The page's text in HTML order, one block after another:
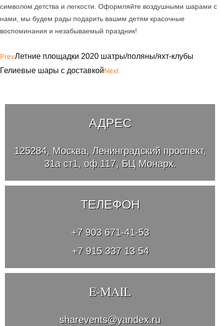
символом детства и легкости. Оформляйте воздушными шарами с
нами, мы будем рады подарить вашим детям красочные
воспоминания и незабываемый праздник!
PrevЛетние площадки 2020 шатры/поляны/яхт-клубы
Гелиевые шары с доставкойNext
АДРЕС
125284, Москва, Ленинградский проспект,
31а ст1, оф.117, БЦ Монарх.
ТЕЛЕФОН
+7 903 671-41-53
+7 915 337 13 54
E-MAIL
sharevents@yandex.ru